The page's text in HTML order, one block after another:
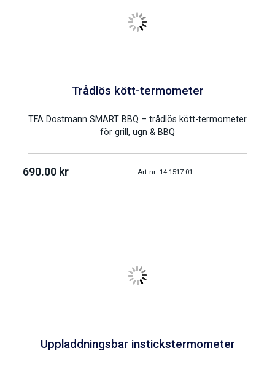
Trådlös kött-ter­mometer
TFA Dostmann SMART BBQ – trådlös kött-ter­mometer
för grill, ugn & BBQ
690.00 kr Art.nr: 14.1517.01
Uppladdningsbar instickstermometer